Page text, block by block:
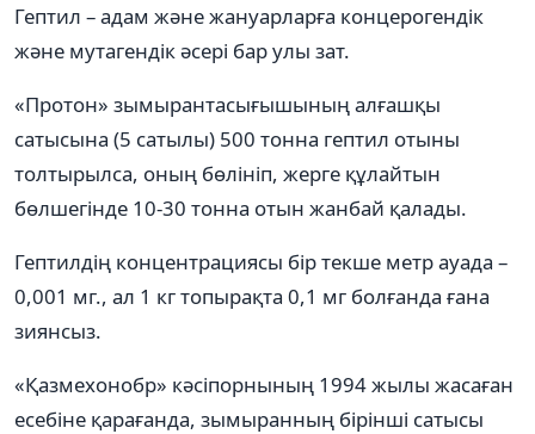
Гептил – адам және жануарларға концерогендік
және мутагендік әсері бар улы зат.
«Протон» зымырантасығышының алғашқы
сатысына (5 сатылы) 500 тонна гептил отыны
толтырылса, оның бөлініп, жерге құлайтын
бөлшегінде 10-30 тонна отын жанбай қалады.
Гептилдің концентрациясы бір текше метр ауада –
0,001 мг., ал 1 кг топырақта 0,1 мг болғанда ғана
зиянсыз.
«Қазмехонобр» кәсіпорнының 1994 жылы жасаған
есебіне қарағанда, зымыранның бірінші сатысы